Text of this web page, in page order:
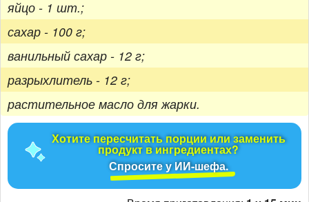
яйцо - 1 шт.;
сахар - 100 г;
ванильный сахар - 12 г;
разрыхлитель - 12 г;
растительное масло для жарки.
Хотите пересчитать порции или заменить
продукт в ингредиентах?
Спросите у ИИ-шефа.